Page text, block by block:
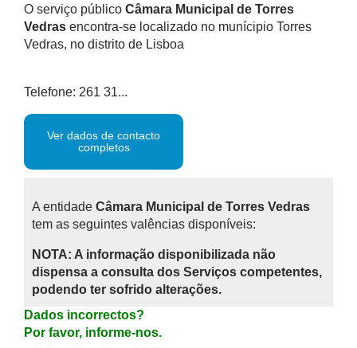
O serviço público Câmara Municipal de Torres
Vedras encontra-se localizado no munícipio Torres
Vedras, no distrito de Lisboa
Telefone: 261 31...
Ver dados de contacto
completos
A entidade Câmara Municipal de Torres Vedras
tem as seguintes valências disponíveis:
NOTA: A informação disponibilizada não
dispensa a consulta dos Serviços competentes,
podendo ter sofrido alterações.
Dados incorrectos?
Por favor, informe-nos.